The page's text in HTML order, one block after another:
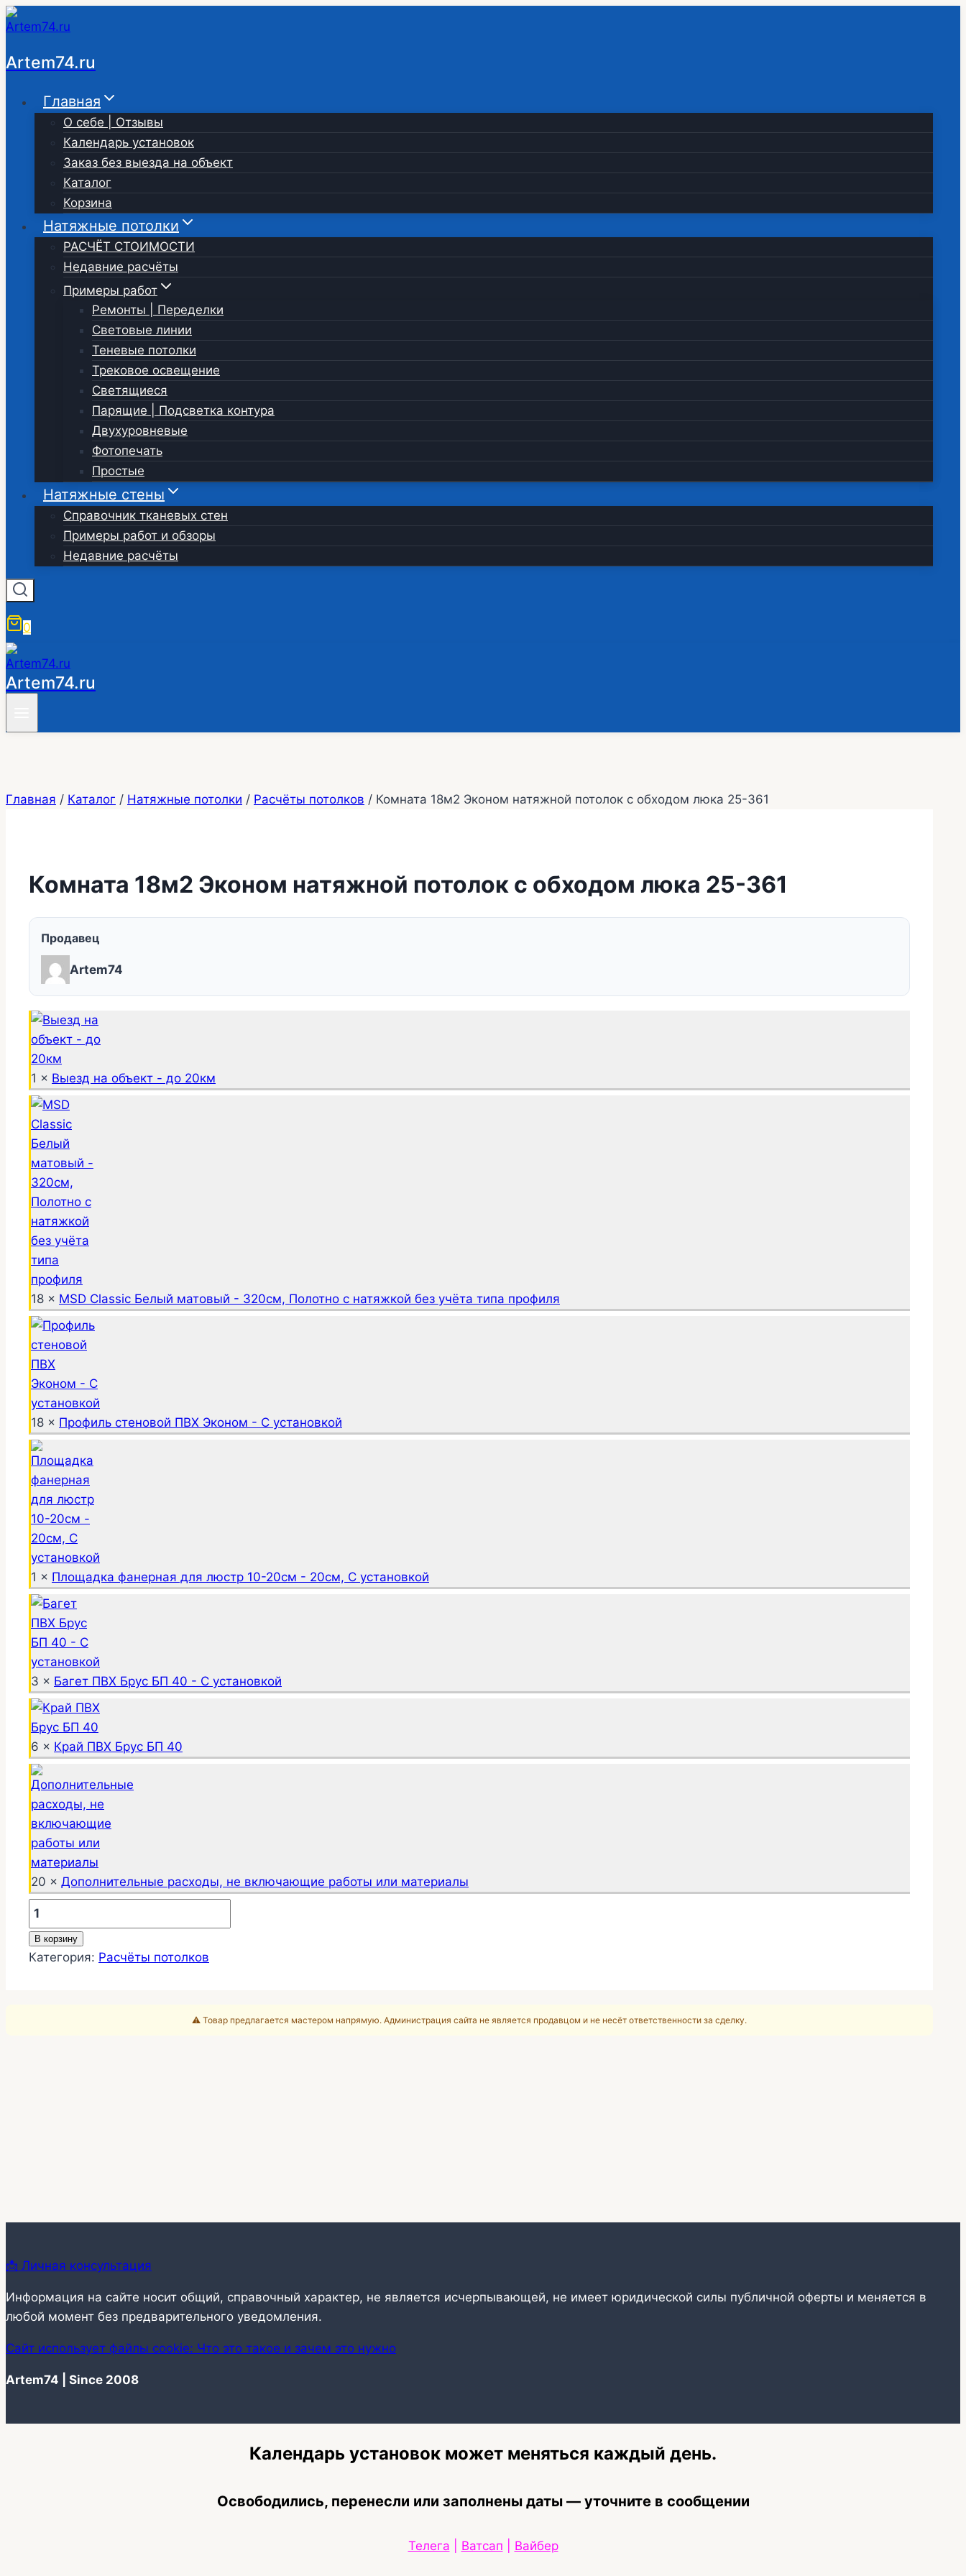
Перейти
к
содержимому
Artem74.ru
Главная
О себе | Отзывы
Календарь установок
Заказ без выезда на объект
Каталог
Корзина
Натяжные потолки
РАСЧЁТ СТОИМОСТИ
Недавние расчёты
Примеры работ
Ремонты | Переделки
Световые линии
Теневые потолки
Трековое освещение
Светящиеся
Парящие | Подсветка контура
Двухуровневые
Фотопечать
Простые
Натяжные стены
Справочник тканевых стен
Примеры работ и обзоры
Недавние расчёты
0
Artem74.ru
Главная / Каталог / Натяжные потолки / Расчёты потолков / Комната 18м2 Эконом натяжной потолок с обходом люка 25-361
Комната 18м2 Эконом натяжной потолок с обходом люка 25-361
Продавец
Artem74
1 × Выезд на объект - до 20км
18 × MSD Classic Белый матовый - 320см, Полотно с натяжкой без учёта типа профиля
18 × Профиль стеновой ПВХ Эконом - С установкой
1 × Площадка фанерная для люстр 10-20см - 20см, С установкой
3 × Багет ПВХ Брус БП 40 - С установкой
6 × Край ПВХ Брус БП 40
20 × Дополнительные расходы, не включающие работы или материалы
Количество
товара
Комната
18м2
В корзину
Категория: Расчёты потолков
⚠️ Товар предлагается мастером напрямую. Администрация сайта не является продавцом и не несёт ответственности за сделку.
📩 Личная консультация
Информация на сайте носит общий, справочный характер, не является исчерпывающей, не имеет юридической силы публичной оферты и меняется в
любой момент без предварительного уведомления.
Сайт использует файлы cookie: Что это такое и зачем это нужно
Artem74 | Since 2008
Календарь установок может меняться каждый день.
Освободились, перенесли или заполнены даты — уточните в сообщении
Телега Ватсап Вайбер